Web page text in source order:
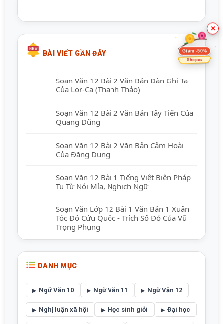
BÀI VIẾT GẦN ĐÂY
Soạn Văn 12 Bài 2 Văn Bản Đàn Ghi Ta
Của Lor-Ca (Thanh Thảo)
Soạn Văn 12 Bài 2 Văn Bản Tây Tiến Của
Quang Dũng
Soạn Văn 12 Bài 2 Văn Bản Cảm Hoài
Của Đặng Dung
Soạn Văn 12 Bài 1 Tiếng Việt Biện Pháp
Tu Từ Nói Mỉa, Nghịch Ngữ
Soạn Văn Lớp 12 Bài 1 Văn Bản 1 Xuân
Tóc Đỏ Cứu Quốc - Trích Số Đỏ Của Vũ
Trọng Phụng
DANH MỤC
Ngữ Văn 10 Ngữ Văn 11 Ngữ Văn 12
Nghị luận xã hội Học sinh giỏi Đại học
×
Giảm -50%
Shopee